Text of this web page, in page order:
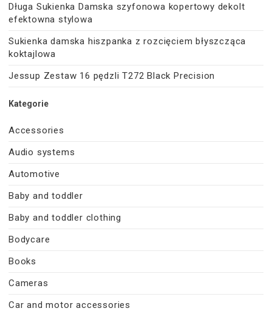
Długa Sukienka Damska szyfonowa kopertowy dekolt
efektowna stylowa
Sukienka damska hiszpanka z rozcięciem błyszcząca
koktajlowa
Jessup Zestaw 16 pędzli T272 Black Precision
Kategorie
Accessories
Audio systems
Automotive
Baby and toddler
Baby and toddler clothing
Bodycare
Books
Cameras
Car and motor accessories